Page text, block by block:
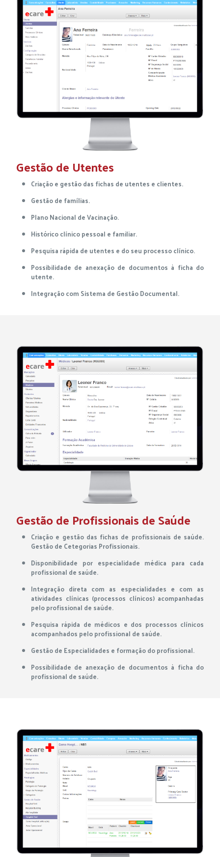
Gestão de Utentes
Criação e gestão das fichas de utentes e clientes.
Gestão de famílias.
Plano Nacional de Vacinação.
Histórico clínico pessoal e familiar.
Pesquisa rápida de utentes e do seu processo clínico.
Possibilidade de anexação de documentos à ficha do
utente.
Integração com Sistema de Gestão Documental.
Gestão de Profissionais de Saúde
Criação e gestão das fichas de profissionais de saúde.
Gestão de Cetegorias Profissionais.
Disponibilidade por especialidade médica para cada
profissional de saúde.
Integração direta com as especialidades e com as
atividades clínicas (processos clínicos) acompanhadas
pelo profissional de saúde.
Pesquisa rápida de médicos e dos processos clínicos
acompanhados pelo profissional de saúde.
Gestão de Especialidades e formação do profissional.
Possibilidade de anexação de documentos à ficha do
profissional de saúde.